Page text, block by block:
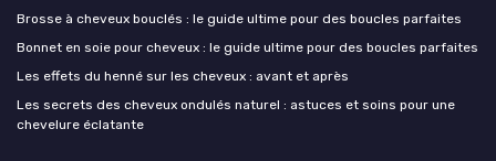
Brosse à cheveux bouclés : le guide ultime pour des boucles parfaites
Bonnet en soie pour cheveux : le guide ultime pour des boucles parfaites
Les effets du henné sur les cheveux : avant et après
Les secrets des cheveux ondulés naturel : astuces et soins pour une
chevelure éclatante